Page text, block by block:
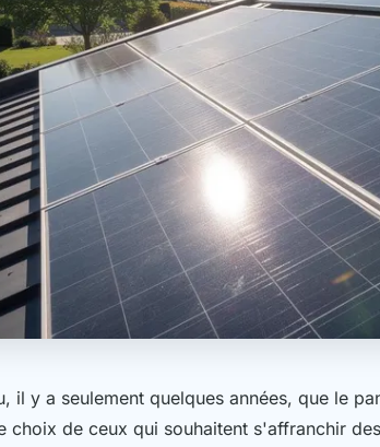
il y a seulement quelques années, que le
choix de ceux qui souhaitent s'affranchir